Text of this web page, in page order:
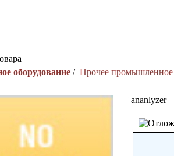
оборудование / Прочее промышленное
ananlyzer